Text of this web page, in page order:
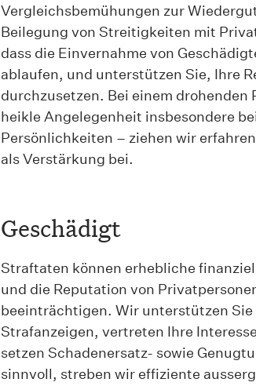
Vergleichsbemühungen zur
Beilegung von Streitigkeiten mit
dass die Einvernahme von
ablaufen, und unterstützen Sie, Ihre
durchzusetzen. Bei einem drohenden
heikle Angelegenheit insbesondere
Persönlichkeiten – ziehen wir
als Verstärkung bei.
Geschädigt
Straftaten können erhebliche
und die Reputation von
beeinträchtigen. Wir unterstützen
Strafanzeigen, vertreten Ihre
setzen Schadenersatz- sowie
sinnvoll, streben wir effiziente